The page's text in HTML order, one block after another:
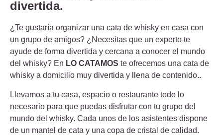
divertida.
¿Te gustaría organizar una cata de whisky en casa con
un grupo de amigos? ¿Necesitas que un experto te
ayude de forma divertida y cercana a conocer el mundo
del whisky? En LO CATAMOS te ofrecemos una cata de
whisky a domicilio muy divertida y llena de contenido..
Llevamos a tu casa, espacio o restaurante todo lo
necesario para que puedas disfrutar con tu grupo del
mundo del whisky. Cada unos de los asistentes dispone
de un mantel de cata y una copa de cristal de calidad.